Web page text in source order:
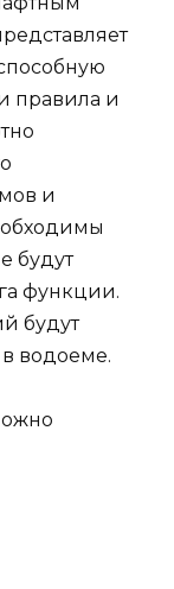
правила и
и
будут
функции.
будут
водоеме.